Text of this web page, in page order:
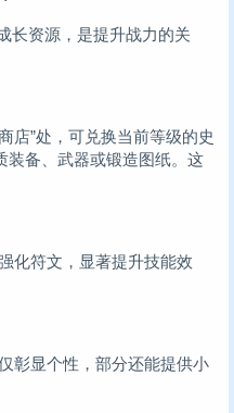
长资源，是提升战力的关
店”处，可兑换当前等级的史
装备、武器或锻造图纸。这
化符文，显著提升技能效
彰显个性，部分还能提供小